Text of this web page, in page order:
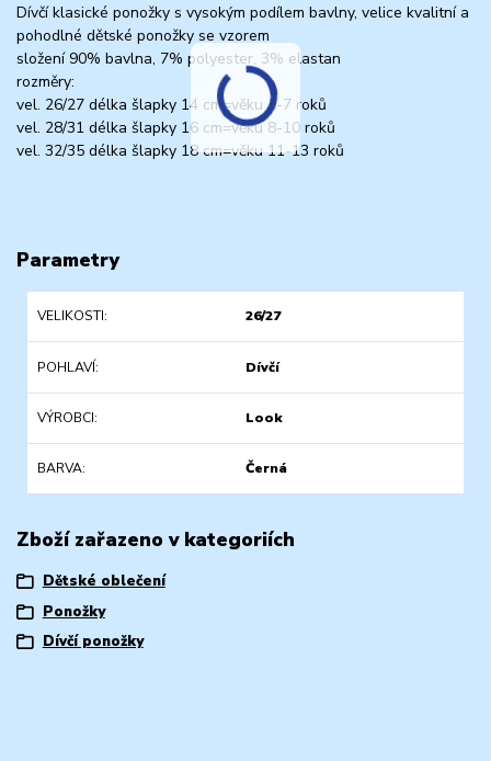
Dívčí klasické ponožky s vysokým podílem bavlny, velice kvalitní a
pohodlné dětské ponožky se vzorem
složení 90% bavlna, 7% polyester, 3% elastan
rozměry:
vel. 26/27 délka šlapky 14 cm=věku 5-7 roků
vel. 28/31 délka šlapky 16 cm=věku 8-10 roků
vel. 32/35 délka šlapky 18 cm=věku 11-13 roků
Parametry
VELIKOSTI 26/27
POHLAVÍ Dívčí
VÝROBCI Look
BARVA Černá
Zboží zařazeno v kategoriích
Dětské oblečení
Ponožky
Dívčí ponožky